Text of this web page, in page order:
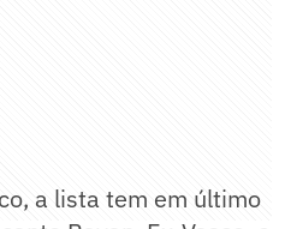
a lista tem em último